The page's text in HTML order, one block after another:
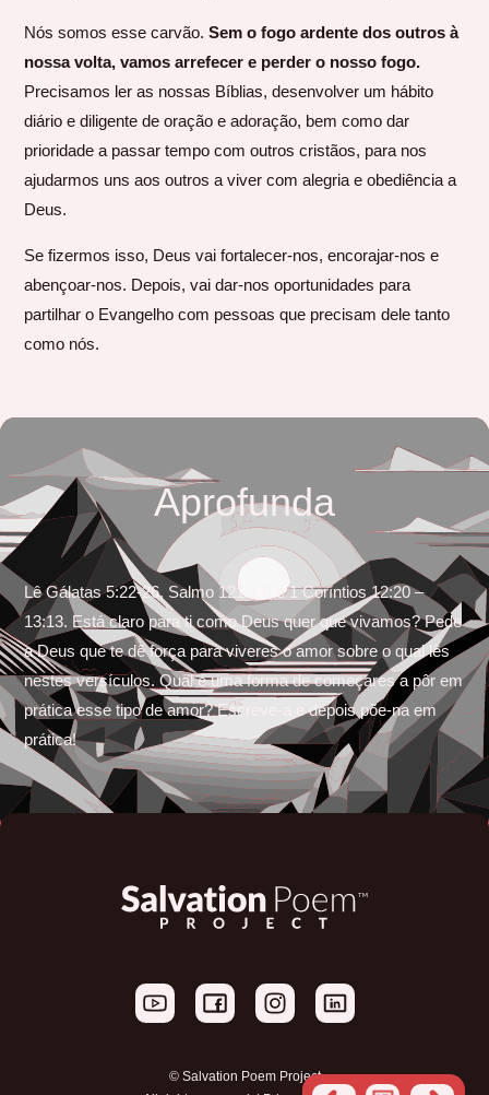
Nós somos esse carvão.Sem o fogo ardente dos outros à
nossa volta, vamos arrefecer e perder o nosso fogo.
Precisamos ler as nossas Bíblias, desenvolver um hábito
diário e diligente de oração e adoração, bem como dar
prioridade a passar tempo com outros cristãos, para nos
ajudarmos uns aos outros a viver com alegria e obediência a
Deus.
Se fizermos isso, Deus vai fortalecer-nos, encorajar-nos e
abençoar-nos. Depois, vai dar-nos oportunidades para
partilhar o Evangelho com pessoas que precisam dele tanto
como nós.
Aprofunda
Lê Gálatas 5:22-26, Salmo 121:1-8 e 1 Coríntios 12:20 –
13:13. Está claro para ti como Deus quer que vivamos? Pede
a Deus que te dê força para viveres o amor sobre o qual lês
nestes versículos. Qual é uma forma de começares a pôr em
prática esse tipo de amor? Escreve-a e depois põe-na em
prática!
© Salvation Poem Project